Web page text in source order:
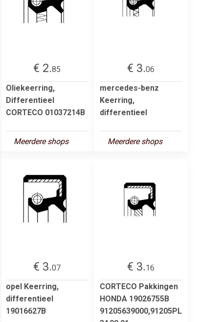
€ 2.85
Oliekeerring,
Differentieel
CORTECO 01037214B
Meerdere shops
€ 3.06
mercedes-benz
Keerring,
differentieel
Meerdere shops
€ 3.07
opel Keerring,
differentieel
19016627B
€ 3.16
CORTECO Pakkingen
HONDA 19026755B
91205639000,91205PL